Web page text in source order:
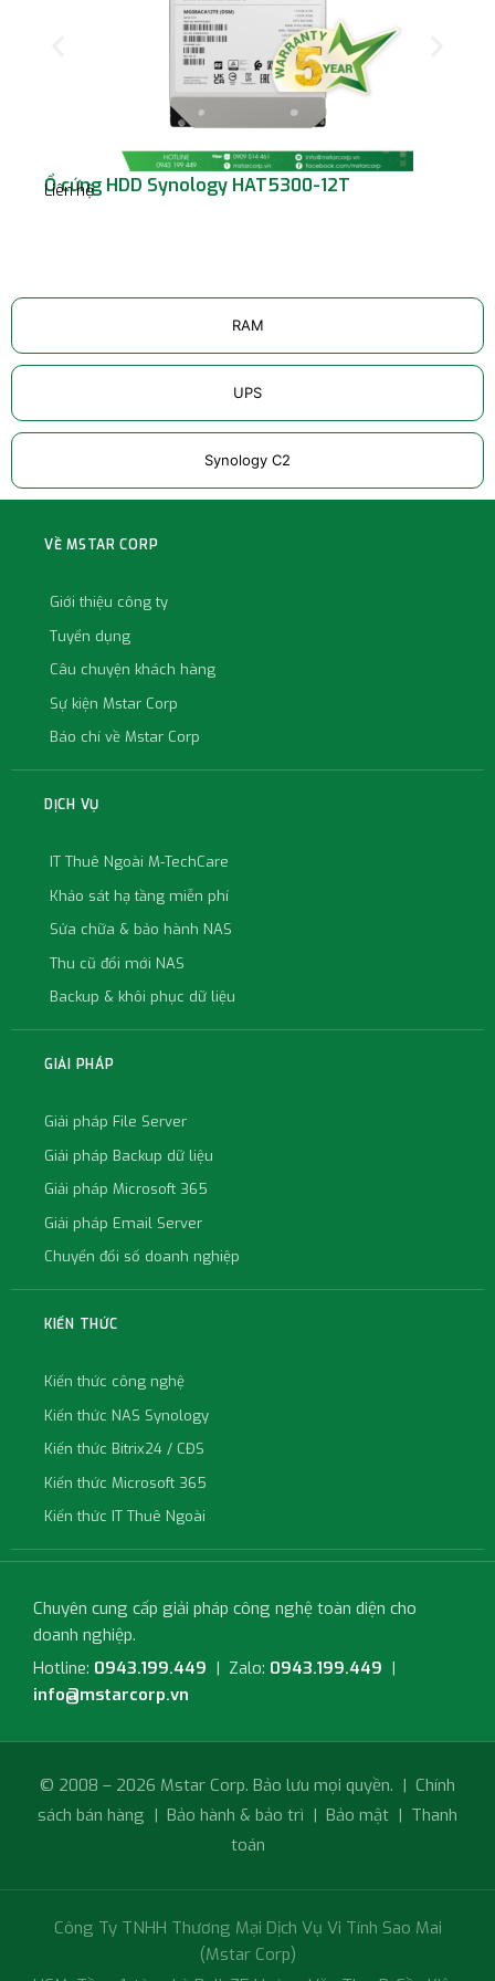
RAM
UPS
Synology C2
Ổ cứng HDD Synology HAT5300-12T
Liên hệ
VỀ MSTAR CORP
Giới thiệu công ty
Tuyển dụng
Câu chuyện khách hàng
Sự kiện Mstar Corp
Báo chí về Mstar Corp
DỊCH VỤ
IT Thuê Ngoài M-TechCare
Khảo sát hạ tầng miễn phí
Sửa chữa & bảo hành NAS
Thu cũ đổi mới NAS
Backup & khôi phục dữ liệu
GIẢI PHÁP
Giải pháp File Server
Giải pháp Backup dữ liệu
Giải pháp Microsoft 365
Giải pháp Email Server
Chuyển đổi số doanh nghiệp
KIẾN THỨC
Kiến thức công nghệ
Kiến thức NAS Synology
Kiến thức Bitrix24 / CĐS
Kiến thức Microsoft 365
Kiến thức IT Thuê Ngoài
Chuyên cung cấp giải pháp công nghệ toàn diện cho
doanh nghiệp.
Hotline: 0943.199.449 | Zalo: 0943.199.449 |
info@mstarcorp.vn
© 2008 – 2026 Mstar Corp. Bảo lưu mọi quyền. | Chính
sách bán hàng | Bảo hành & bảo trì | Bảo mật | Thanh
toán
Công Ty TNHH Thương Mại Dịch Vụ Vi Tính Sao Mai
(Mstar Corp)